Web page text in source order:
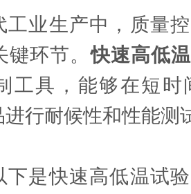
工业生产中，质量
键环节。快速高低
工具，能够在短
行耐候性和性能测
快速高低温试验